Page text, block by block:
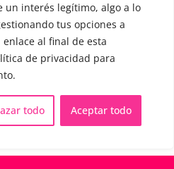
un interés legítimo, algo a lo
tus opciones a
al final de esta
de privacidad para
todo Aceptar todo
46 47